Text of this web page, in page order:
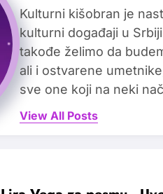
Kulturni kišobran je
kulturni događaji u
takođe želimo da
ali i ostvarene
sve one koji na neki
View All Posts